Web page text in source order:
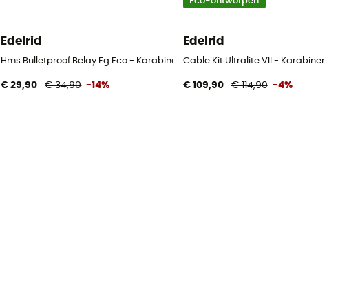
Edelrid
Hms Bulletproof Belay Fg Eco - Karabiner
€ 29,90 € 34,90 -14%
Edelrid
Cable Kit Ultralite VII - Karabiner
€ 109,90 € 114,90 -4%